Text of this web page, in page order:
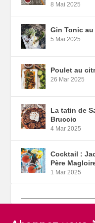
8 Mai 2025
Gin Tonic au
5 Mai 2025
Poulet au
26 Mar 2025
La tatin de
Bruccio
4 Mar 2025
Cocktail :
Père
1 Mar 2025